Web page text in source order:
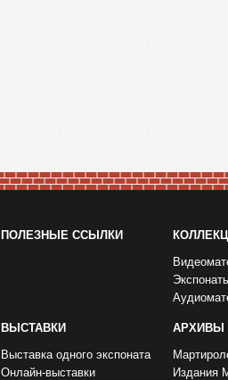
ПОЛЕЗНЫЕ ССЫЛКИ
ВЫСТАВКИ
Выставка одного экспоната
Онлайн-выставки
АРХИВЫ
Издания